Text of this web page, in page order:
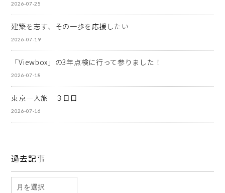
2026-07-25
建築を志す、その一歩を応援したい
2026-07-19
「Viewbox」の3年点検に行って参りました！
2026-07-18
東京一人旅 ３日目
2026-07-16
過去記事